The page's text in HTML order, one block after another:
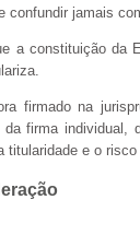
confundir jamais
a constituição da
firmado na
firma individual,
titularidade e o